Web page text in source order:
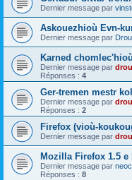
Dernier message par
Askouezhioù Evn-
Dernier message par
Karned chomlec'hioù
Dernier message par
Réponses : 4
Ger-tremen mestr
Dernier message par
Réponses : 2
Firefox (vioù-
Dernier message par
Mozilla Firefox 1.5
Dernier message par
Réponses : 8